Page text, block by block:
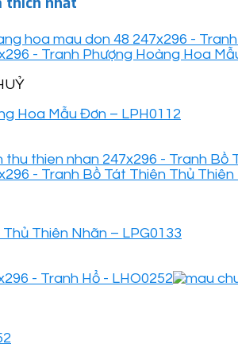
Hoa Mẫu Đơn – LPH0112
Thiên Nhãn – LPG0133